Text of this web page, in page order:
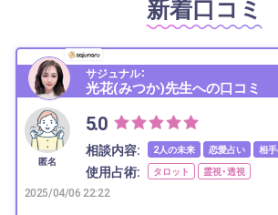
新着口コミ
サジュナル：
光花(みつか)先生への口コミ
匿名
5.0
相談内容: 2人の未来 恋愛占い 相
使用占術: タロット 霊視・透視
2025/04/06 22:22